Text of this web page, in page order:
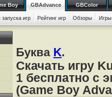
Boy GBAdvance GBColor
игр Рейтинг игр Обзоры
Буква K.
Скачать игру
1 бесплатно с
(Game Boy